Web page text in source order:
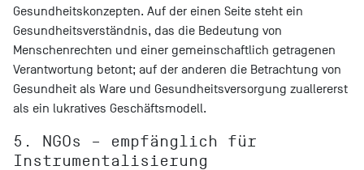
Gesundheitskonzepten. Auf der einen Seite steht ein
Gesundheitsverständnis, das die Bedeutung von
Menschenrechten und einer gemeinschaftlich getragenen
Verantwortung betont; auf der anderen die Betrachtung von
Gesundheit als Ware und Gesundheitsversorgung zuallererst
als ein lukratives Geschäftsmodell.
5. NGOs – empfänglich für
Instrumentalisierung